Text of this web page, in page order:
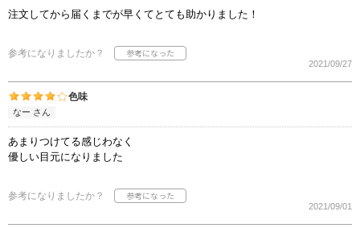
注文してから届くまでが早くてとても助かりました！
参考になりましたか？
2021/09/27
色味
なー さん
あまりつけてる感じわなく
優しい目元になりました
参考になりましたか？
2021/09/01